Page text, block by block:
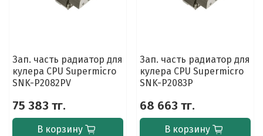
Зап. часть радиатор для
кулера CPU Supermicro
SNK-P2082PV
75 383 тг.
В корзину
Зап. часть радиатор для
кулера CPU Supermicro
SNK-P2083P
68 663 тг.
В корзину